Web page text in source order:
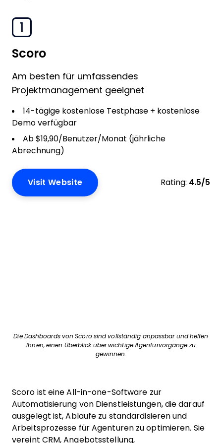
1
Scoro
Am besten für umfassendes
Projektmanagement geeignet
14-tägige kostenlose Testphase + kostenlose
Demo verfügbar
Ab $19,90/Benutzer/Monat (jährliche
Abrechnung)
Visit Website Rating: 4.5/5
Die Dashboards von Scoro sind vollständig anpassbar und helfen
Ihnen, einen Überblick über wichtige Agenturvorgänge zu
gewinnen.
Scoro ist eine All-in-one-Software zur
Automatisierung von Dienstleistungen, die darauf
ausgelegt ist, Abläufe zu standardisieren und
Arbeitsprozesse für Agenturen zu optimieren. Sie
vereint CRM, Angebotsstellung,